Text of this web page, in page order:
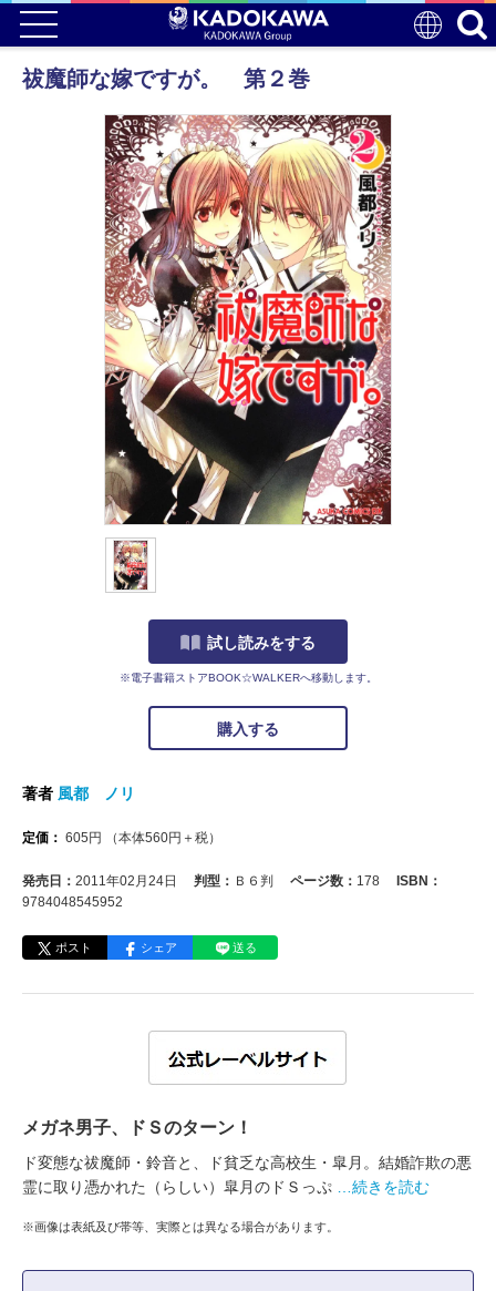
祓魔師な嫁ですが。 第２巻
試し読みをする
※電子書籍ストアBOOK☆WALKERへ移動します。
購入する
著者 風都 ノリ
定価： 605 円 （本体560円＋税）
発売日： 2011年02月24日 判型： Ｂ６判 ページ数： 178
ISBN：
9784048545952
ポスト シェア 送る
メガネ男子、ドＳのターン！
ド変態な祓魔師・鈴音と、ド貧乏な高校生・皐月。結婚詐欺の悪
霊に取り憑かれた（らしい）皐月のドＳっぷ
…続きを読む
※画像は表紙及び帯等、実際とは異なる場合があります。